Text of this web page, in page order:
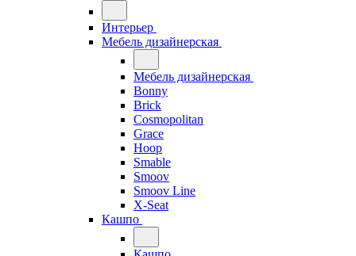
Интерьер
Мебель дизайнерская
Мебель дизайнерская
Bonny
Brick
Cosmopolitan
Grace
Hoop
Smable
Smoov
Smoov Line
X-Seat
Кашпо